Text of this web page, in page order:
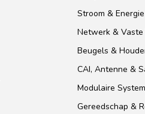
Stroom & Energie
Netwerk &
Beugels &
CAI, Antenne &
Modulaire
Gereedschap &